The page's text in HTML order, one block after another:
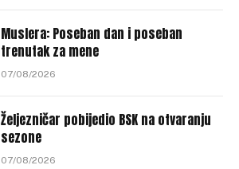
Muslera: Poseban dan i poseban
trenutak za mene
07/08/2026
Željezničar pobijedio BSK na otvaranju
sezone
07/08/2026